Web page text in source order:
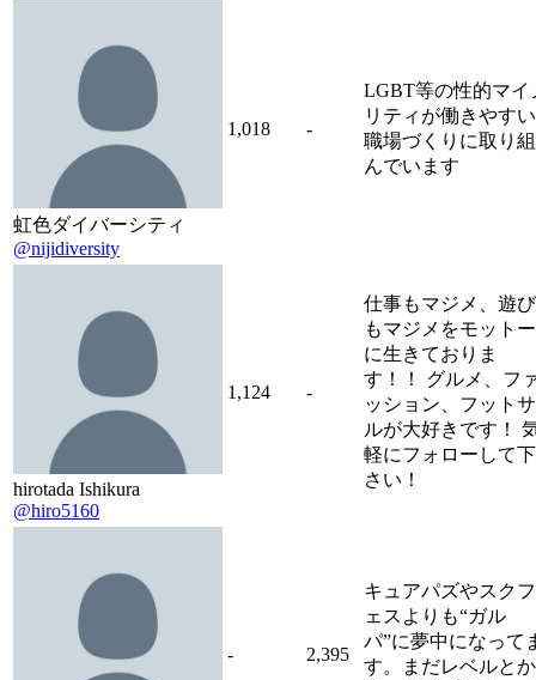
虹色ダイバーシティ
@nijidiversity
1,018 -
LGBT等の性的マイ
リティが働きやすい
職場づくりに取り組
んでいます
hirotada Ishikura
@hiro5160
1,124 -
仕事もマジメ、遊び
もマジメをモットー
に生きておりま
す！！ グルメ、フ
ッション、フットサ
ルが大好きです！
軽にフォローして下
さい！
- 2,395
キュアパズやスクフ
ェスよりも“ガル
パ”に夢中になって
す。まだレベルとか